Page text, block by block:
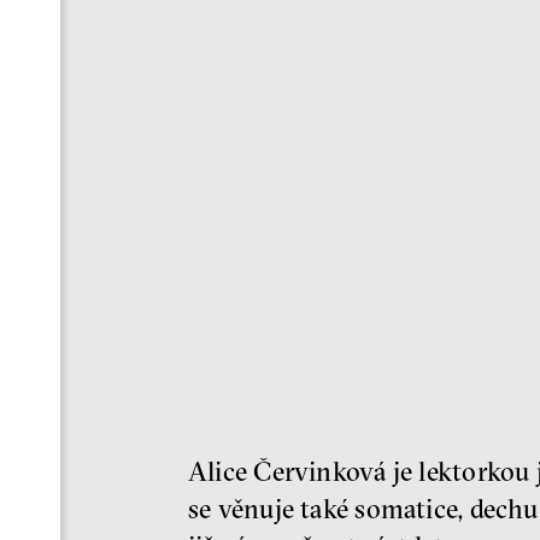
Alice Červinková je lektorkou
se věnuje také somatice,